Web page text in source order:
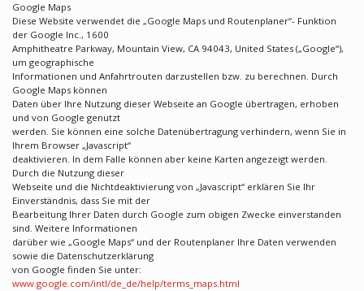
Google Maps
Diese Website verwendet die „Google Maps und Routenplaner“- Funktion
der Google Inc., 1600
Amphitheatre Parkway, Mountain View, CA 94043, United States („Google“),
um geographische
Informationen und Anfahrtrouten darzustellen bzw. zu berechnen. Durch
Google Maps können
Daten über Ihre Nutzung dieser Webseite an Google übertragen, erhoben
und von Google genutzt
werden. Sie können eine solche Datenübertragung verhindern, wenn Sie in
Ihrem Browser „Javascript“
deaktivieren. In dem Falle können aber keine Karten angezeigt werden.
Durch die Nutzung dieser
Webseite und die Nichtdeaktivierung von „Javascript“ erklären Sie Ihr
Einverständnis, dass Sie mit der
Bearbeitung Ihrer Daten durch Google zum obigen Zwecke einverstanden
sind. Weitere Informationen
darüber wie „Google Maps“ und der Routenplaner Ihre Daten verwenden
sowie die Datenschutzerklärung
von Google finden Sie unter:
www.google.com/intl/de_de/help/terms_maps.html